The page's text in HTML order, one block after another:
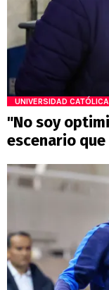
UNIVERSIDAD CATÓLICA
"No soy
escenario